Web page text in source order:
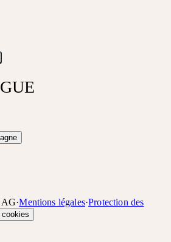
AG·Mentions légales·Protection des
cookies